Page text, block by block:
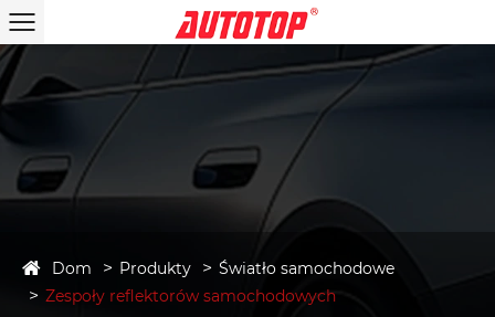
Dom Produkty
Światło samochodowe
Zespoły reflektorów samochodowych